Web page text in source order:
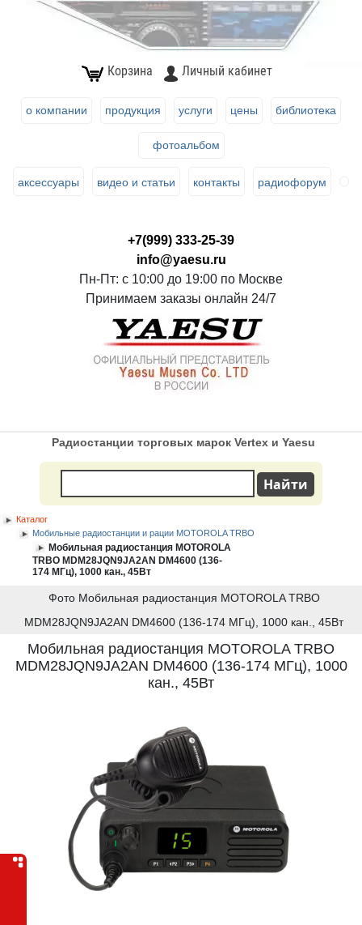
Корзина Личный кабинет
о компании продукция услуги цены библиотека
фотоальбом
аксессуары видео и статьи контакты радиофорум
+7(999) 333-25-39
info@yaesu.ru
Пн-Пт: с 10:00 до 19:00 по Москве
Принимаем заказы онлайн 24/7
Радиостанции торговых марок Vertex и Yaesu
Каталог
Мобильные радиостанции и рации MOTOROLA TRBO
Мобильная радиостанция MOTOROLA
TRBO MDM28JQN9JA2AN DM4600 (136-
174 МГц), 1000 кан., 45Вт
Фото Мобильная радиостанция MOTOROLA TRBO
MDM28JQN9JA2AN DM4600 (136-174 МГц), 1000 кан., 45Вт
Мобильная радиостанция MOTOROLA TRBO
MDM28JQN9JA2AN DM4600 (136-174 МГц), 1000
кан., 45Вт